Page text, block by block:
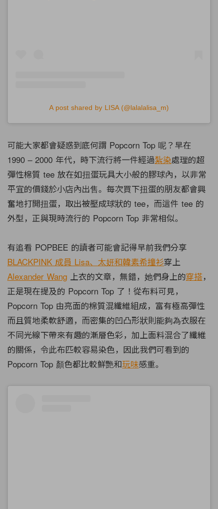
A post shared by LISA (@lalalalisa_m)
可能大家都會疑惑到底何謂 Popcorn Top 呢？早在
1990 – 2000 年代，時下流行將一件經過紮染處理的超
彈性棉質 tee 放在如扭蛋玩具大小般的膠球內，以非常
平宜的價錢於小店內出售。每次買下扭蛋的朋友都會興
奮地打開扭蛋，取出被壓成球狀的 tee，而這件 tee 的
外型，正與現時流行的 Popcorn Top 非常相似。
有追看 POPBEE 的讀者可能會記得早前我們分享
BLACKPINK 成員 Lisa、太妍和韓素希撞衫穿上
Alexander Wang 上衣的文章，無錯，她們身上的穿搭，
正是現在提及的 Popcorn Top 了！從布料可見，
Popcorn Top 由亮面的棉質混纖維組成，富有極高彈性
而且質地柔軟舒適，而密集的凹凸形狀則能夠為衣服在
不同光線下帶來有趣的漸層色彩，加上面料混合了纖維
的關係，令此布匹較容易染色，因此我們可看到的
Popcorn Top 顏色都比較鮮艷和玩味感重。